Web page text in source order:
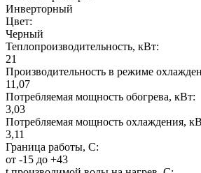
Инверторный
Цвет:
Черный
Теплопроизводительность, кВт:
21
Производительность в режиме
11,07
Потребляемая мощность обогрева, кВт:
3,03
Потребляемая мощность охлаждения,
3,11
Граница работы, С:
от -15 до +43